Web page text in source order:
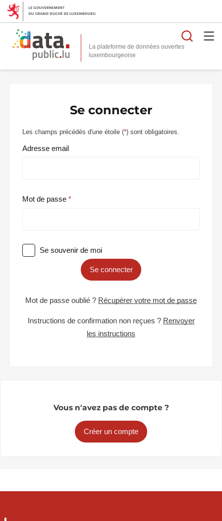
La plateforme de données ouvertes
Se connecter
Les champs précédés d'une étoile (*) sont obligatoires.
Adresse email
Mot de passe
Se souvenir de moi
Se connecter
Mot de passe oublié ? Récupérer votre mot de passe
Instructions de confirmation non reçues ? Renvoyer
les instructions
Vous n'avez pas de compte ?
Créer un compte